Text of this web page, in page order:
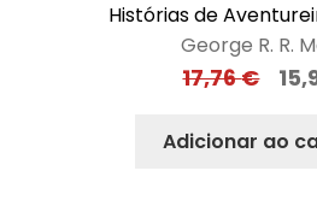
Histórias de
George R. R.
17,76€
Adicionar ao